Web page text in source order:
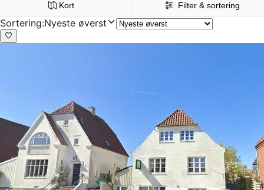
Kort Filter & sortering
Sortering:Nyeste øverst